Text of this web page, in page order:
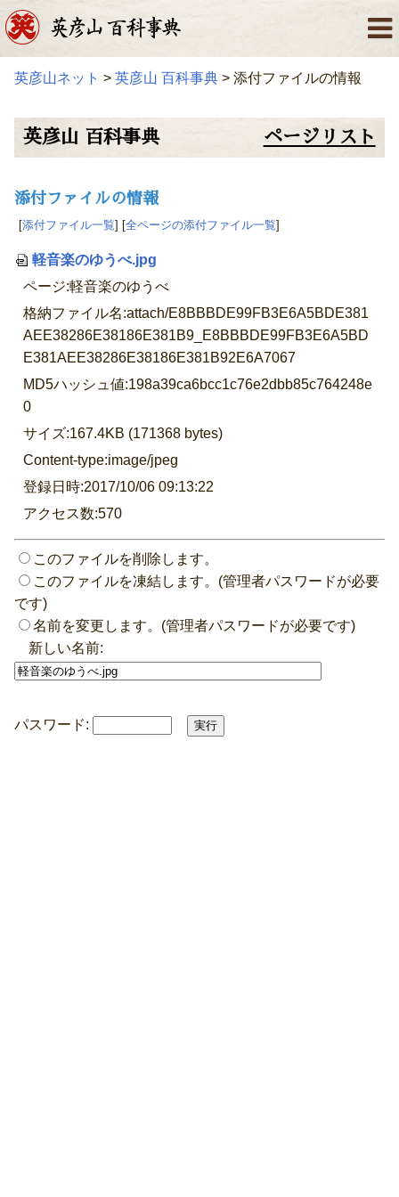
英彦山ネット > 英彦山 百科事典 > 添付ファイルの情報
英彦山 百科事典 ページリスト
添付ファイルの情報
[添付ファイル一覧] [全ページの添付ファイル一覧]
軽音楽のゆうべ.jpg
ページ:軽音楽のゆうべ
格納ファイル名:attach/E8BBBDE99FB3E6A5BDE381
AEE38286E38186E381B9_E8BBBDE99FB3E6A5BD
E381AEE38286E38186E381B92E6A7067
MD5ハッシュ値:198a39ca6bcc1c76e2dbb85c764248e
0
サイズ:167.4KB (171368 bytes)
Content-type:image/jpeg
登録日時:2017/10/06 09:13:22
アクセス数:570
このファイルを削除します。
このファイルを凍結します。(管理者パスワードが必要
です)
名前を変更します。(管理者パスワードが必要です)
新しい名前:
パスワード: